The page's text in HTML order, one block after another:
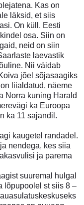
Kas on
läksid, et siis
On küll. Eesti
osa. Siin on
neid on siin
laevastik
Nii väidab
jõel sõjasaagiks
liialdatud, näeme
Norra kuning Harald
ka Euroopa
ka 11 sajandil.
kaugetel randadel.
nendega, kes siia
ja parema
suuremal hulgal
lõpupoolel st siis 8 –